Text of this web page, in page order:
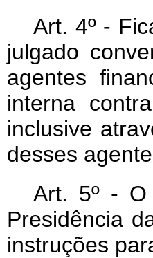
Art. 4º -
julgado
agentes
interna
inclusive
desses
Art. 5º - O
Presidência
instruções